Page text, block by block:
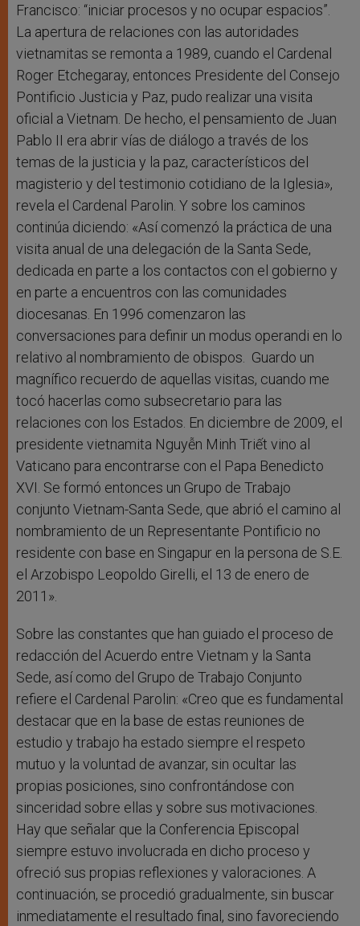
Francisco: “iniciar procesos y no ocupar espacios”.
La apertura de relaciones con las autoridades
vietnamitas se remonta a 1989, cuando el Cardenal
Roger Etchegaray, entonces Presidente del Consejo
Pontificio Justicia y Paz, pudo realizar una visita
oficial a Vietnam. De hecho, el pensamiento de Juan
Pablo II era abrir vías de diálogo a través de los
temas de la justicia y la paz, característicos del
magisterio y del testimonio cotidiano de la Iglesia»,
revela el Cardenal Parolin. Y sobre los caminos
continúa diciendo: «Así comenzó la práctica de una
visita anual de una delegación de la Santa Sede,
dedicada en parte a los contactos con el gobierno y
en parte a encuentros con las comunidades
diocesanas. En 1996 comenzaron las
conversaciones para definir un modus operandi en lo
relativo al nombramiento de obispos. Guardo un
magnífico recuerdo de aquellas visitas, cuando me
tocó hacerlas como subsecretario para las
relaciones con los Estados. En diciembre de 2009, el
presidente vietnamita Nguyễn Minh Triết vino al
Vaticano para encontrarse con el Papa Benedicto
XVI. Se formó entonces un Grupo de Trabajo
conjunto Vietnam-Santa Sede, que abrió el camino al
nombramiento de un Representante Pontificio no
residente con base en Singapur en la persona de S.E.
el Arzobispo Leopoldo Girelli, el 13 de enero de
2011».
Sobre las constantes que han guiado el proceso de
redacción del Acuerdo entre Vietnam y la Santa
Sede, así como del Grupo de Trabajo Conjunto
refiere el Cardenal Parolin: «Creo que es fundamental
destacar que en la base de estas reuniones de
estudio y trabajo ha estado siempre el respeto
mutuo y la voluntad de avanzar, sin ocultar las
propias posiciones, sino confrontándose con
sinceridad sobre ellas y sobre sus motivaciones.
Hay que señalar que la Conferencia Episcopal
siempre estuvo involucrada en dicho proceso y
ofreció sus propias reflexiones y valoraciones. A
continuación, se procedió gradualmente, sin buscar
inmediatamente el resultado final, sino favoreciendo